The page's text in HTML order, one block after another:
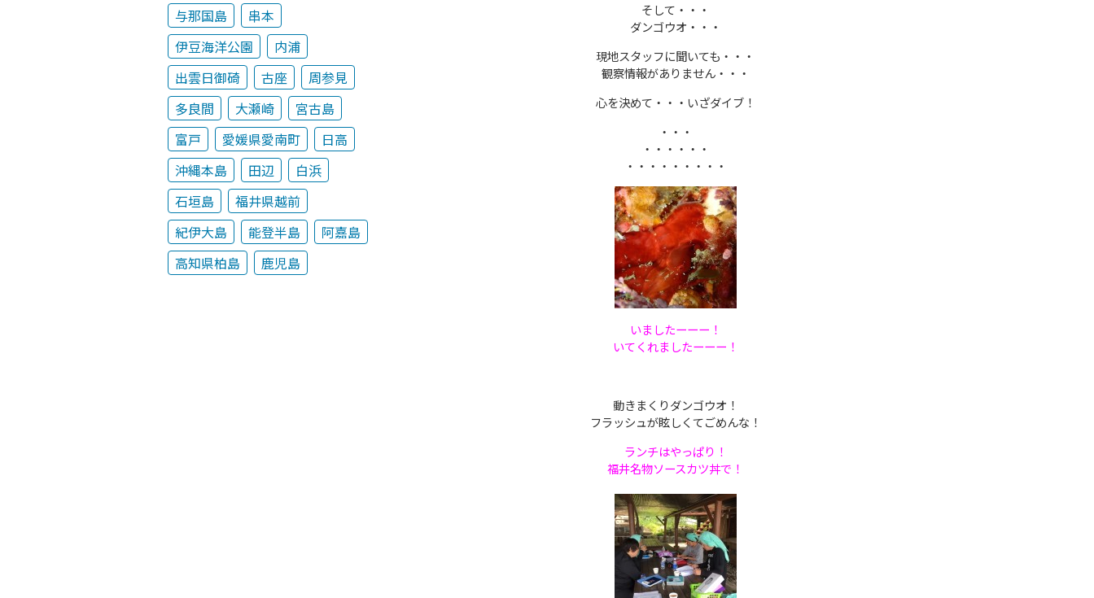
そして・・・
ダンゴウオ・・・
現地スタッフに聞いても・・・
観察情報がありません・・・
心を決めて・・・いざダイブ！
・・・
・・・・・・
・・・・・・・・・
いましたーーー！
いてくれましたーーー！
動きまくりダンゴウオ！
フラッシュが眩しくてごめんな！
ランチはやっぱり！
福井名物ソースカツ丼で！
与那国島
串本
伊豆海洋公園
内浦
出雲日御碕
古座
周参見
多良間
大瀬崎
宮古島
富戸
愛媛県愛南町
日高
沖縄本島
田辺
白浜
石垣島
福井県越前
紀伊大島
能登半島
阿嘉島
高知県柏島
鹿児島